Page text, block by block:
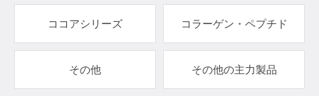
ココアシリーズ コラーゲン・ペプチド
その他 その他の主力製品